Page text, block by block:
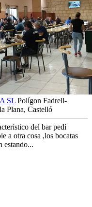
SL Polígon Fadrell-
Plana, Castelló
del bar pedí
a otra cosa ,los bocatas
estando...